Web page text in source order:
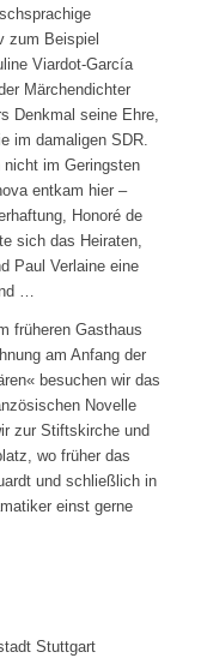
zum Beispiel
Viardot-García
Märchendichter
Denkmal seine Ehre,
im damaligen SDR.
im Geringsten
entkam hier –
Honoré de
sich das Heiraten,
Paul Verlaine eine
…
früheren Gasthaus
am Anfang der
besuchen wir das
Novelle
zur Stiftskirche und
wo früher das
und schließlich in
einst gerne
Stuttgart